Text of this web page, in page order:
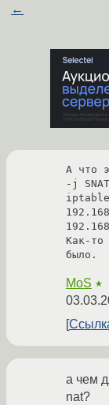
←
А что
-j
Как-то
было.
MoS ★
а чем
nat?